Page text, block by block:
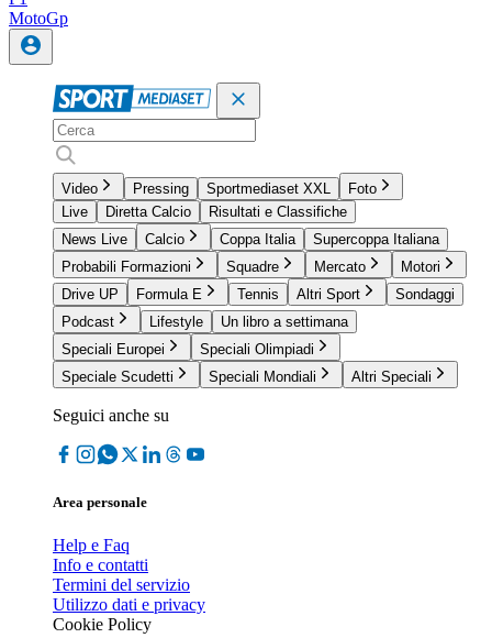
MotoGp
Video Pressing Sportmediaset XXL
Foto
Live
Diretta Calcio
Risultati e Classifiche
News Live
Calcio Coppa Italia
Supercoppa Italiana
Probabili Formazioni
Squadre Mercato
Motori
Drive UP
Formula E Tennis Altri Sport
Sondaggi
Podcast
Lifestyle
Un libro a settimana
Speciali Europei
Speciali Olimpiadi
Speciale Scudetti
Speciali Mondiali Altri Speciali
Seguici anche su
Area personale
Help e Faq
Info e contatti
Termini del servizio
Utilizzo dati e privacy
Cookie Policy